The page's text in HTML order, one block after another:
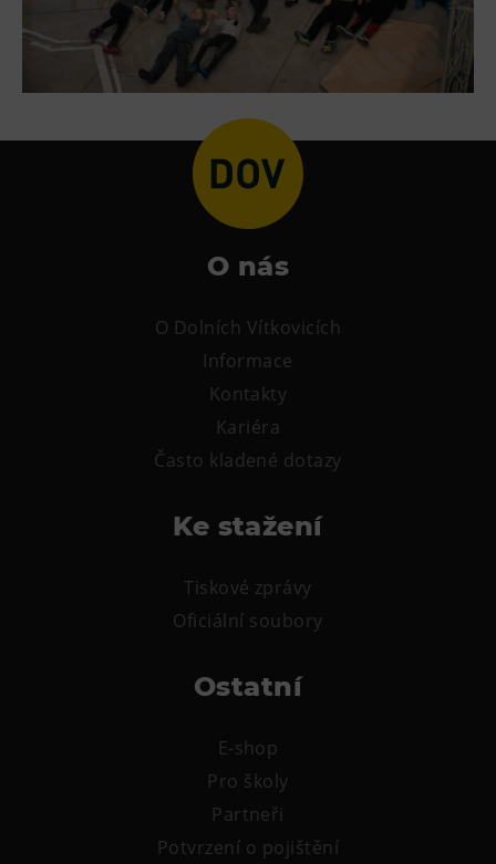
Bistropen
CØKAFE Dolní Vítkovice
FUTURE café
Narozeninové oslavy
Tematické dárkové poukazy
Kroužky pro děti
O nás
O Dolních Vítkovicích
Informace
Kontakty
Kariéra
Často kladené dotazy
Ke stažení
Tiskové zprávy
Oficiální soubory
Ostatní
E-shop
Pro školy
Partneři
Potvrzení o pojištění